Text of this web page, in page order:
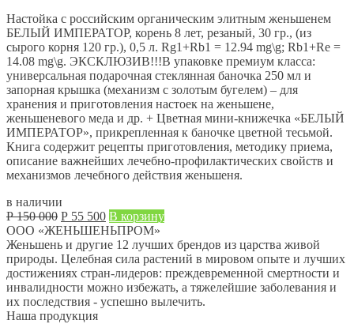
Настойка с российским органическим элитным женьшенем
БЕЛЫЙ ИМПЕРАТОР, корень 8 лет, резаный, 30 гр., (из
сырого корня 120 гр.), 0,5 л. Rg1+Rb1 = 12.94 mg\g; Rb1+Re =
14.08 mg\g. ЭКСКЛЮЗИВ!!!В упаковке премиум класса:
универсальная подарочная стеклянная баночка 250 мл и
запорная крышка (механизм с золотым бугелем) – для
хранения и приготовления настоек на женьшене,
женьшеневого меда и др. + Цветная мини-книжечка «БЕЛЫЙ
ИМПЕРАТОР», прикрепленная к баночке цветной тесьмой.
Книга содержит рецепты приготовления, методику приема,
описание важнейших лечебно-профилактических свойств и
механизмов лечебного действия женьшеня.
в наличии
Р 150 000 Первоначальная
цена
составляла
Р
150 000.
Р 55 500Текущая
цена:
Р
55 500.
В корзину
ООО «ЖЕНЬШЕНЬПРОМ»
Женьшень и другие 12 лучших брендов из царства живой
природы. Целебная сила растений в мировом опыте и лучших
достижениях стран-лидеров: преждевременной смертности и
инвалидности можно избежать, а тяжелейшие заболевания и
их последствия - успешно вылечить.
Наша продукция